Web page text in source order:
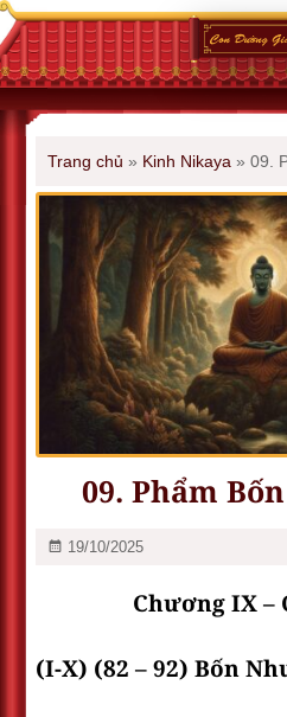
Trang chủ » Kinh Nikaya » 09.
09. Phẩm
19/10/2025
Chương IX –
(I-X) (82 – 92) Bốn